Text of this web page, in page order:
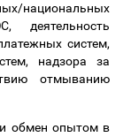
национальных
деятельность
систем,
надзора за
отмыванию
и обмен опытом в